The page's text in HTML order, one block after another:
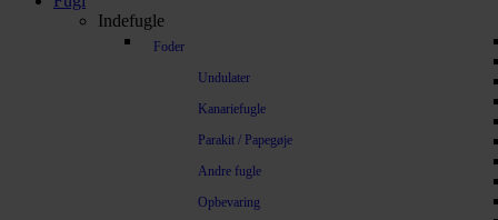
Indefugle
Foder
Undulater
Kanariefugle
Parakit / Papegøje
Andre fugle
Opbevaring